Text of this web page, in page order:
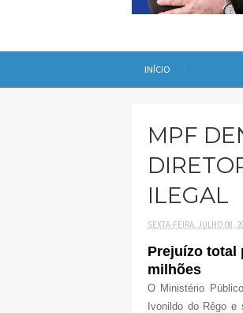
INÍCIO
MPF
ILEGAL
SEXTA-FEIRA, JULHO 08,
Prejuízo total
milhões
O Ministério
Ivonildo do Rêgo